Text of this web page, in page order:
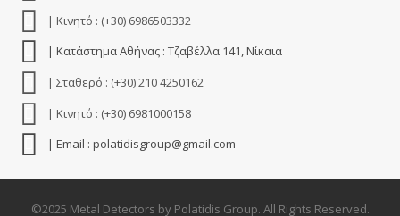
| Κινητό : (+30) 6986503332
| Κατάστημα Αθήνας : Τζαβέλλα 141, Νίκαια
| Σταθερό : (+30) 210 4250162
| Κινητό : (+30) 6981000158
| Email : polatidisgroup@gmail.com
©2025 Metal Detectors by Polatidis Group. All Rights Reserved.